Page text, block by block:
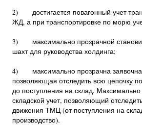
2) достигается повагонный учет
ЖД, а при транспортировке по морю
3) максимально прозрачной
шахт для руководства холдинга;
4) максимально прозрачна
позволяющая отследить всю цепочку
до поступления на склад.
складской учет, позволяющий
движения ТМЦ (от поступления на
производство).